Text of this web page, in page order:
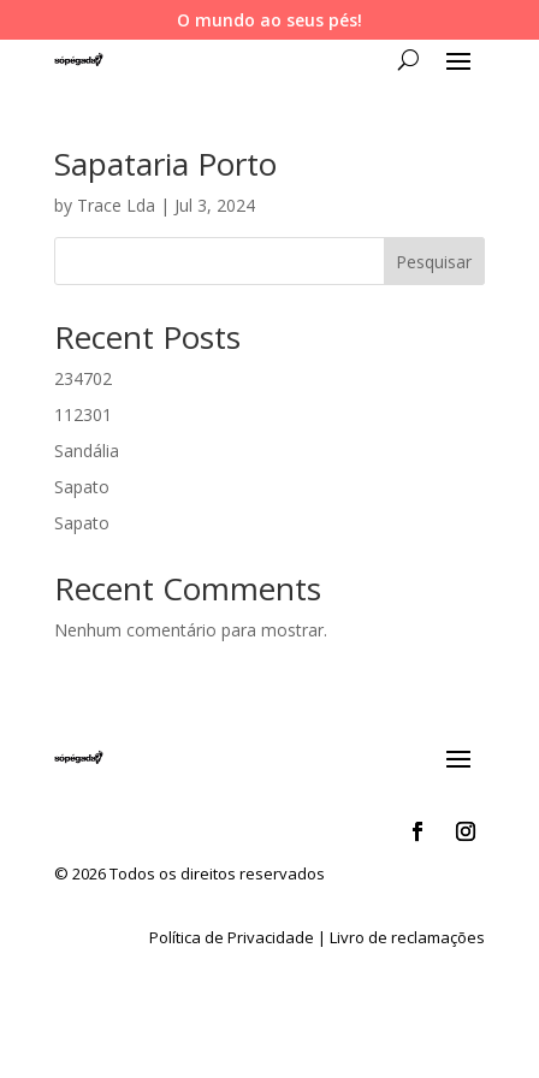
O mundo ao seus pés!
Sapataria Porto
by Trace Lda | Jul 3, 2024
Pesquisar
Recent Posts
234702
112301
Sandália
Sapato
Sapato
Recent Comments
Nenhum comentário para mostrar.
© 2026 Todos os direitos reservados
Política de Privacidade |Livro de reclamações